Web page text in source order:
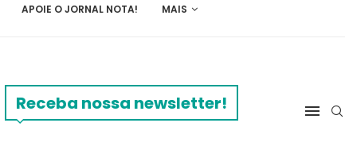
APOIE O JORNAL NOTA! MAIS
Receba nossa newsletter!